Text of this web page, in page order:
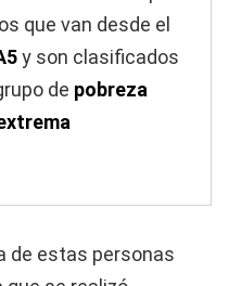
que van desde el
y son clasificados
de pobreza
de estas personas